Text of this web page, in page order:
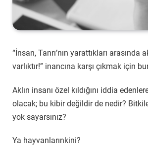
“İnsan, Tanrı’nın yarattıkları arasında
varlıktır!” inancına karşı çıkmak için
Aklın insanı özel kıldığını iddia
olacak; bu kibir değildir de nedir?
yok sayarsınız?
Ya hayvanlarınkini?